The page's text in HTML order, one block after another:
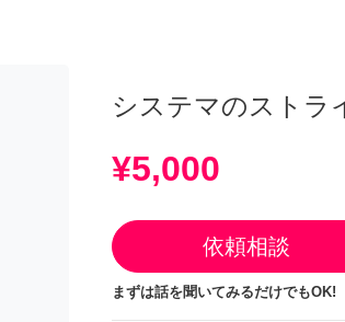
システマのストラ
¥5,000
依頼相談
まずは話を聞いてみるだけでもOK!